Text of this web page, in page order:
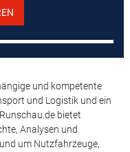
und kompetente
und Logistik und ein
bietet
Analysen und
um Nutzfahrzeuge,